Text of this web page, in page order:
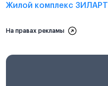
Жилой комплекс ЗИЛАРТ
На правах рекламы